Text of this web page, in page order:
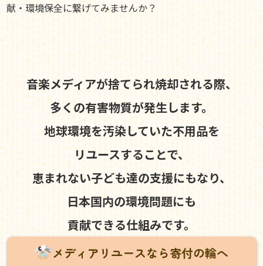
献・環境保全に繋げてみませんか？
音楽メディアが捨てられ焼却される際、
多くの有害物質が発生します。
地球環境を汚染していた不用品を
リユースすることで、
恵まれない子ども達の支援にもなり、
日本国内の環境問題にも
貢献できる仕組みです。
メディアリユースなら寄付の輪へ